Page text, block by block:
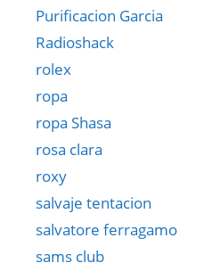
Purificacion Garcia
Radioshack
rolex
ropa
ropa Shasa
rosa clara
roxy
salvaje tentacion
salvatore ferragamo
sams club